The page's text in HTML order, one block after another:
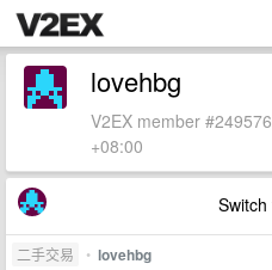
lovehbg
V2EX member
+08:00
二手交易 • lovehbg